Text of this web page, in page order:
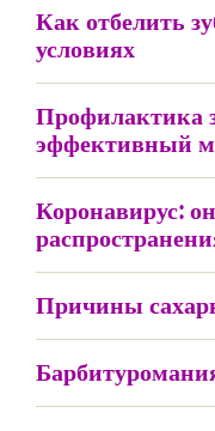
Как отбелить
условиях
Профилактика
эффективный
Коронавирус:
Причины